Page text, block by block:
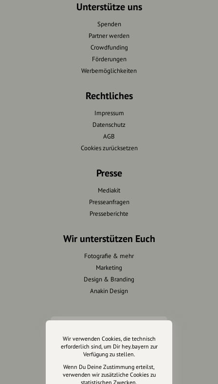
Unterstütze uns
Spenden
Partner werden
Crowdfunding
Förderungen
Werbemöglichkeiten
Rechtliches
Impressum
Datenschutz
AGB
Cookies zurücksetzen
Presse
Mediakit
Presseanfragen
Presseberichte
Wir unterstützen Euch
Fotografie & mehr
Marketing
Design & Branding
Anakin Design
unsere Plattform
hey.bayern ist ein Projekt von
uns für unsere Region und
Wir verwenden Cookies, die technisch
erforderlich sind, um Dir hey.bayern zur
Verfügung zu stellen.
Wenn Du Deine Zustimmung erteilst,
verwenden wir zusätzliche Cookies zu
statistischen Zwecken.